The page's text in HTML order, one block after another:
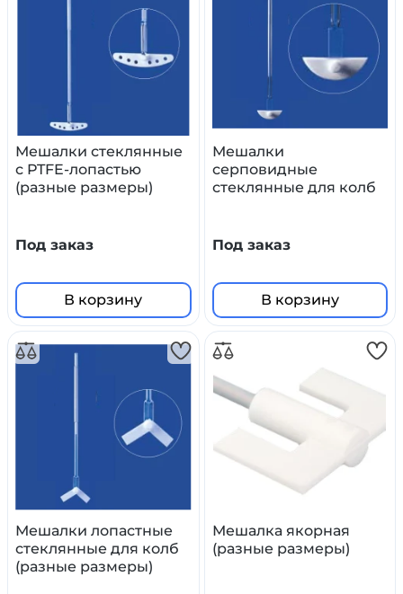
Мешалки стеклянные
с PTFE-лопастью
(разные размеры)
Под заказ
В корзину
Мешалки
серповидные
стеклянные для колб
Под заказ
В корзину
Мешалки лопастные
стеклянные для колб
(разные размеры)
Мешалка якорная
(разные размеры)